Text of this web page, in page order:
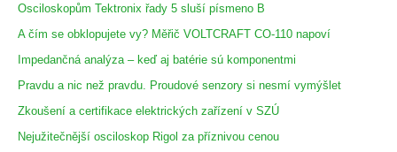
Osciloskopům Tektronix řady 5 sluší písmeno B
A čím se obklopujete vy? Měřič VOLTCRAFT CO-110 napoví
Impedančná analýza – keď aj batérie sú komponentmi
Pravdu a nic než pravdu. Proudové senzory si nesmí vymýšlet
Zkoušení a certifikace elektrických zařízení v SZÚ
Nejužitečnější osciloskop Rigol za příznivou cenou